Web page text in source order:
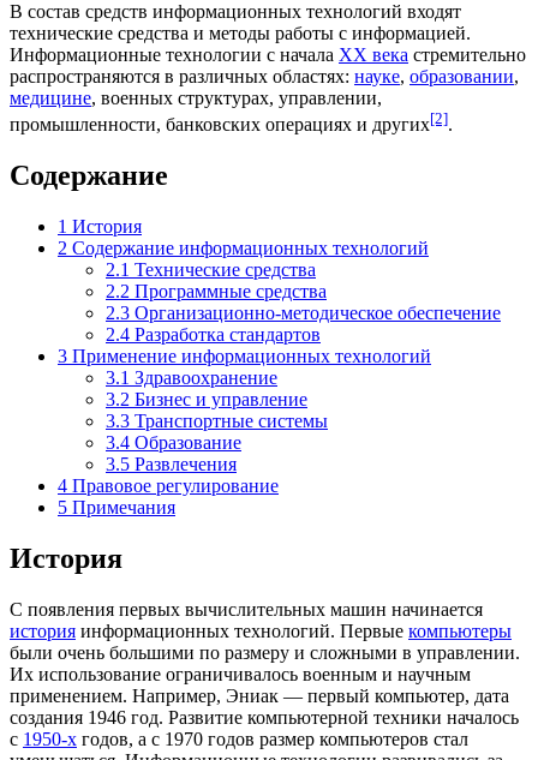
В состав средств информационных технологий входят
технические средства и методы работы с информацией.
Информационные технологии с начала XX века стремительно
распространяются в различных областях: науке, образовании,
медицине, военных структурах, управлении,
промышленности, банковских операциях и других[2].
Содержание
1 История
2 Содержание информационных технологий
2.1 Технические средства
2.2 Программные средства
2.3 Организационно-методическое обеспечение
2.4 Разработка стандартов
3 Применение информационных технологий
3.1 Здравоохранение
3.2 Бизнес и управление
3.3 Транспортные системы
3.4 Образование
3.5 Развлечения
4 Правовое регулирование
5 Примечания
История
С появления первых вычислительных машин начинается
история информационных технологий. Первые компьютеры
были очень большими по размеру и сложными в управлении.
Их использование ограничивалось военным и научным
применением. Например, Эниак — первый компьютер, дата
создания 1946 год. Развитие компьютерной техники началось
с 1950-х годов, а с 1970 годов размер компьютеров стал